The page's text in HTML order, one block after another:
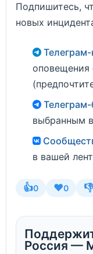
Подпишитесь,
новых
Телеграм-
оповещения
Телеграм-
выбранным
в вашей
👍0 ❤️0 👎
Россия —